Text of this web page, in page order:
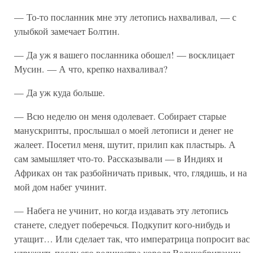
— То-то посланник мне эту летопись нахваливал, — с
улыбкой замечает Болтин.
— Да уж я вашего посланника обошел! — восклицает
Мусин. — А что, крепко нахваливал?
— Да уж куда больше.
— Всю неделю он меня одолевает. Собирает старые
манускрипты, прослышал о моей летописи и денег не
жалеет. Посетил меня, шутит, прилип как пластырь. А
сам замышляет что-то. Рассказывали — в Индиях и
Африках он так разбойничать привык, что, глядишь, и на
мой дом набег учинит.
— Набега не учинит, но когда издавать эту летопись
станете, следует поберечься. Подкупит кого-нибудь и
утащит… Или сделает так, что императрица попросит вас